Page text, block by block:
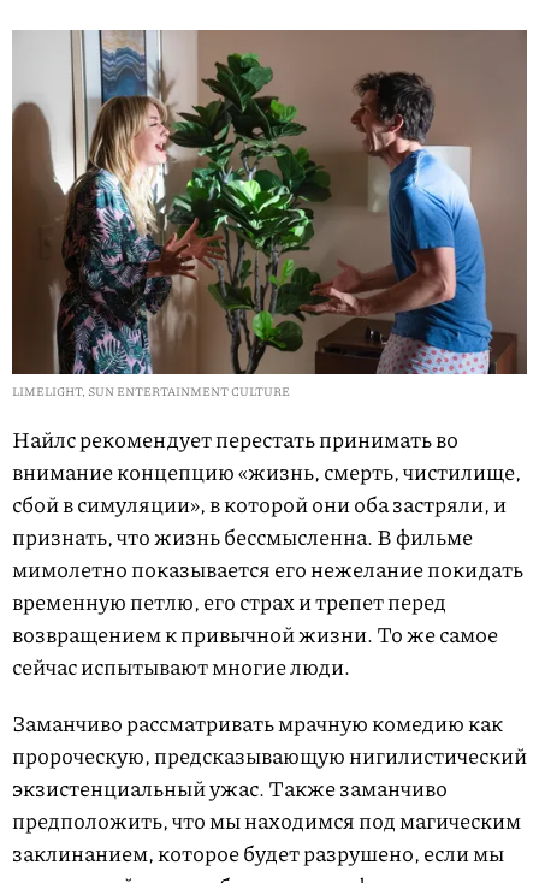
LIMELIGHT, SUN ENTERTAINMENT CULTURE
Найлс рекомендует перестать принимать во
внимание концепцию «жизнь, смерть, чистилище,
сбой в симуляции», в которой они оба застряли, и
признать, что жизнь бессмысленна. В фильме
мимолетно показывается его нежелание покидать
временную петлю, его страх и трепет перед
возвращением к привычной жизни. То же самое
сейчас испытывают многие люди.
Заманчиво рассматривать мрачную комедию как
пророческую, предсказывающую нигилистический
экзистенциальный ужас. Также заманчиво
предположить, что мы находимся под магическим
заклинанием, которое будет разрушено, если мы